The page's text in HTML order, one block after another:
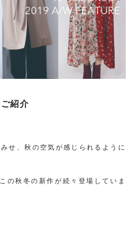
紹介
せ、秋の空気が感じられるように
の秋冬の新作が続々登場していま